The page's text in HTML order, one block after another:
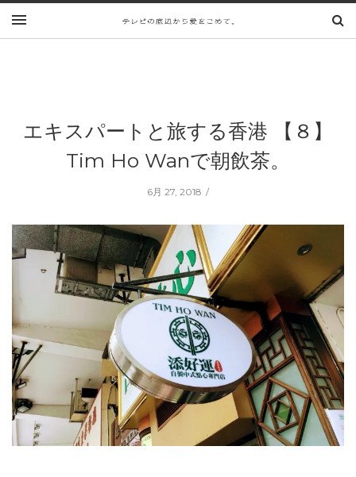
エキスパートと旅する香港 【８】
Tim Ho Wanで朝飲茶。
6月 27, 2018